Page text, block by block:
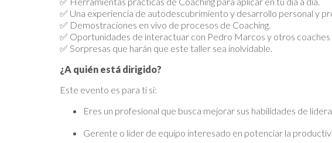
✅ Una experiencia de autodescubrimiento y desarrollo personal y
✅ Demostraciones en vivo de procesos de Coaching.
✅ Oportunidades de interactuar con Pedro Marcos y otros
✅ Sorpresas que harán que este taller sea inolvidable.
¿A quién está dirigido?
Este evento es para ti si:
Eres un profesional que busca mejorar sus habilidades de
Gerente o líder de equipo interesado en potenciar la